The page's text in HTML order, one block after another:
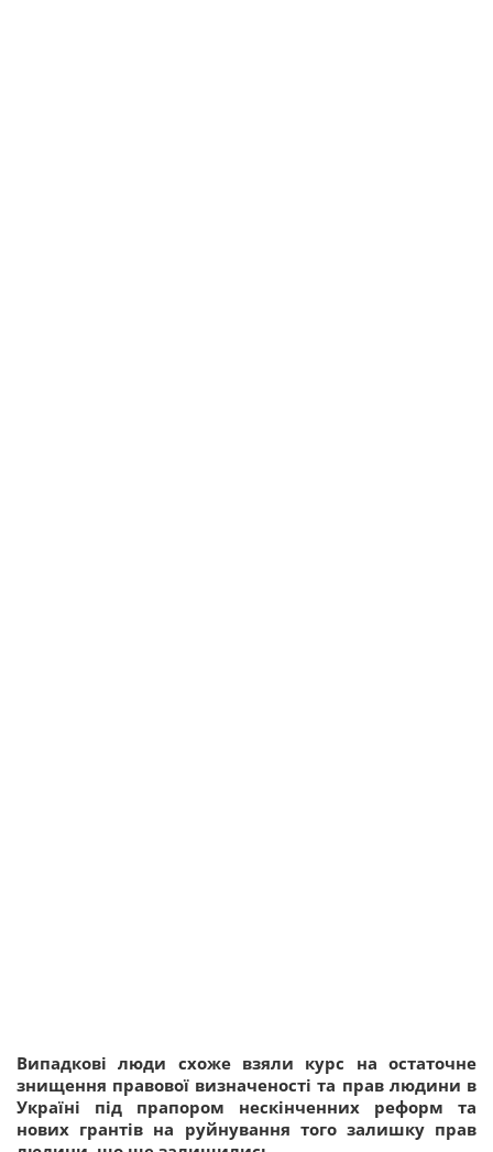
Випадкові люди схоже взяли курс на остаточне
знищення правової визначеності та прав людини в
Україні під прапором нескінченних реформ та
нових грантів на руйнування того залишку прав